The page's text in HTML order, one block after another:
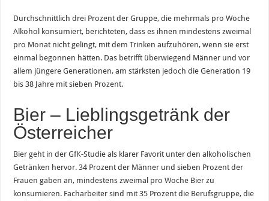
Durchschnittlich drei Prozent der Gruppe, die mehrmals pro Woche
Alkohol konsumiert, berichteten, dass es ihnen mindestens zweimal
pro Monat nicht gelingt, mit dem Trinken aufzuhören, wenn sie erst
einmal begonnen hätten. Das betrifft überwiegend Männer und vor
allem jüngere Generationen, am stärksten jedoch die Generation 19
bis 38 Jahre mit sieben Prozent.
Bier – Lieblingsgetränk der
Österreicher
Bier geht in der GfK-Studie als klarer Favorit unter den alkoholischen
Getränken hervor. 34 Prozent der Männer und sieben Prozent der
Frauen gaben an, mindestens zweimal pro Woche Bier zu
konsumieren. Facharbeiter sind mit 35 Prozent die Berufsgruppe, die